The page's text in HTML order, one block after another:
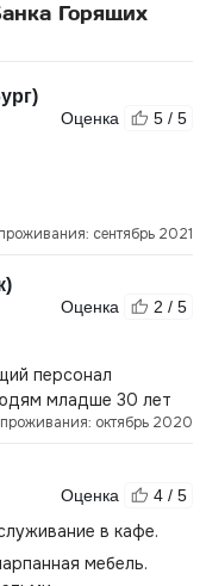
Горящих
Оценка 5 / 5
сентябрь 2021
Оценка 2 / 5
персонал
младше 30 лет
октябрь 2020
Оценка 4 / 5
в кафе.
мебель.